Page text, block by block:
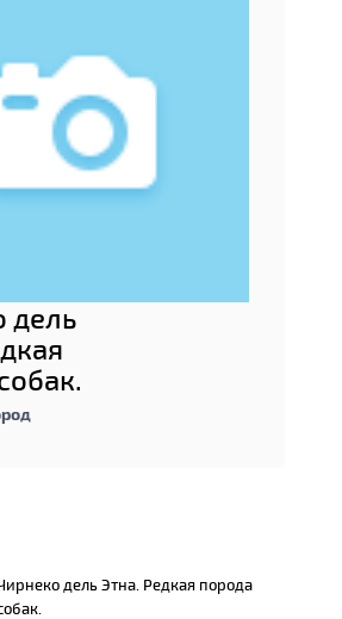
дель
дель Этна. Редкая порода